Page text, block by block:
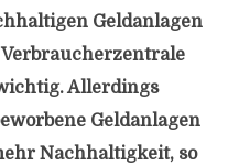
Geldanlagen
Allerdings
Geldanlagen
Nachhaltigkeit, so